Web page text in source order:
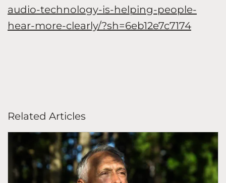
audio-technology-is-helping-people-
hear-more-clearly/?sh=6eb12e7c7174
Related Articles